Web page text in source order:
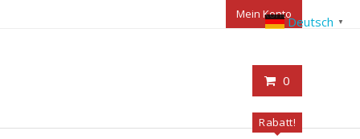
Mein Konto
0
Rabatt!
Deutsch ▼